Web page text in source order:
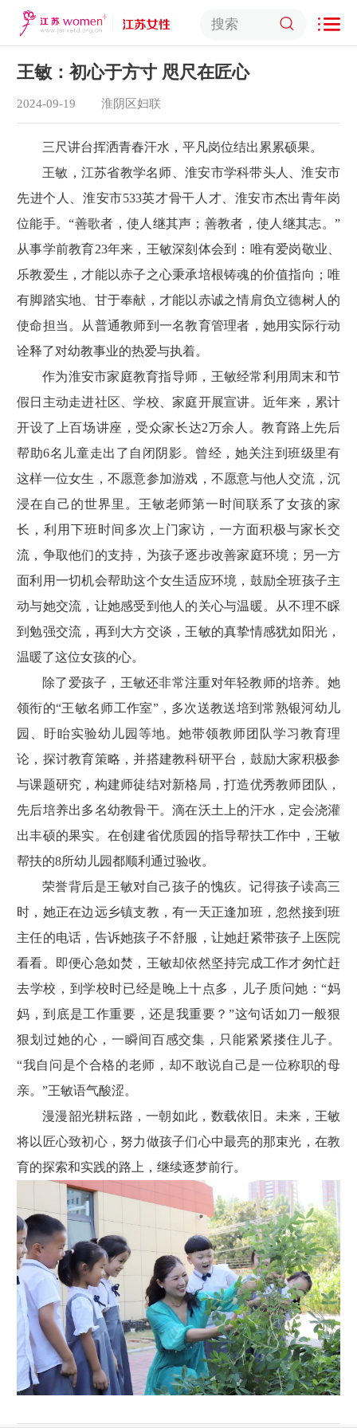
王敏：初心于方寸 咫尺在匠心
2024-09-19 淮阴区妇联
三尺讲台挥洒青春汗水，平凡岗位结出累累硕果。
王敏，江苏省教学名师、淮安市学科带头人、淮安市
先进个人、淮安市533英才骨干人才、淮安市杰出青年岗
位能手。“善歌者，使人继其声；善教者，使人继其志。”
从事学前教育23年来，王敏深刻体会到：唯有爱岗敬业、
乐教爱生，才能以赤子之心秉承培根铸魂的价值指向；唯
有脚踏实地、甘于奉献，才能以赤诚之情肩负立德树人的
使命担当。从普通教师到一名教育管理者，她用实际行动
诠释了对幼教事业的热爱与执着。
作为淮安市家庭教育指导师，王敏经常利用周末和节
假日主动走进社区、学校、家庭开展宣讲。近年来，累计
开设了上百场讲座，受众家长达2万余人。教育路上先后
帮助6名儿童走出了自闭阴影。曾经，她关注到班级里有
这样一位女生，不愿意参加游戏，不愿意与他人交流，沉
浸在自己的世界里。王敏老师第一时间联系了女孩的家
长，利用下班时间多次上门家访，一方面积极与家长交
流，争取他们的支持，为孩子逐步改善家庭环境；另一方
面利用一切机会帮助这个女生适应环境，鼓励全班孩子主
动与她交流，让她感受到他人的关心与温暖。从不理不睬
到勉强交流，再到大方交谈，王敏的真挚情感犹如阳光，
温暖了这位女孩的心。
除了爱孩子，王敏还非常注重对年轻教师的培养。她
领衔的“王敏名师工作室”，多次送教送培到常熟银河幼儿
园、盱眙实验幼儿园等地。她带领教师团队学习教育理
论，探讨教育策略，并搭建教科研平台，鼓励大家积极参
与课题研究，构建师徒结对新格局，打造优秀教师团队，
先后培养出多名幼教骨干。滴在沃土上的汗水，定会浇灌
出丰硕的果实。在创建省优质园的指导帮扶工作中，王敏
帮扶的8所幼儿园都顺利通过验收。
荣誉背后是王敏对自己孩子的愧疚。记得孩子读高三
时，她正在边远乡镇支教，有一天正逢加班，忽然接到班
主任的电话，告诉她孩子不舒服，让她赶紧带孩子上医院
看看。即便心急如焚，王敏却依然坚持完成工作才匆忙赶
去学校，到学校时已经是晚上十点多，儿子质问她：“妈
妈，到底是工作重要，还是我重要？”这句话如刀一般狠
狠划过她的心，一瞬间百感交集，只能紧紧搂住儿子。
“我自问是个合格的老师，却不敢说自己是一位称职的母
亲。”王敏语气酸涩。
漫漫韶光耕耘路，一朝如此，数载依旧。未来，王敏
将以匠心致初心，努力做孩子们心中最亮的那束光，在教
育的探索和实践的路上，继续逐梦前行。